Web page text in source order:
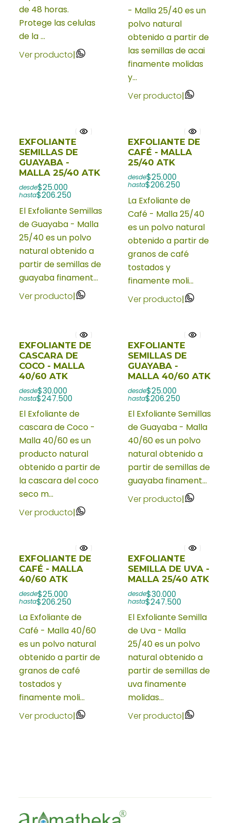
de 48 horas.
Protege las celulas
de la ...
Ver producto|
- Malla 25/40 es un
polvo natural
obtenido a partir de
las semillas de acai
finamente molidas
y...
Ver producto|
EXFOLIANTE
SEMILLAS DE
GUAYABA -
MALLA 25/40 ATK
desde$25.000
hasta$206.250
El Exfoliante Semillas
de Guayaba - Malla
25/40 es un polvo
natural obtenido a
partir de semillas de
guayaba finament...
Ver producto|
EXFOLIANTE DE
CAFÉ - MALLA
25/40 ATK
desde$25.000
hasta$206.250
La Exfoliante de
Café - Malla 25/40
es un polvo natural
obtenido a partir de
granos de café
tostados y
finamente moli...
Ver producto|
EXFOLIANTE DE
CASCARA DE
COCO - MALLA
40/60 ATK
desde$30.000
hasta$247.500
El Exfoliante de
cascara de Coco -
Malla 40/60 es un
producto natural
obtenido a partir de
la cascara del coco
seco m...
Ver producto|
EXFOLIANTE
SEMILLAS DE
GUAYABA -
MALLA 40/60 ATK
desde$25.000
hasta$206.250
El Exfoliante Semillas
de Guayaba - Malla
40/60 es un polvo
natural obtenido a
partir de semillas de
guayaba finament...
Ver producto|
EXFOLIANTE DE
CAFÉ - MALLA
40/60 ATK
desde$25.000
hasta$206.250
La Exfoliante de
Café - Malla 40/60
es un polvo natural
obtenido a partir de
granos de café
tostados y
finamente moli...
Ver producto|
EXFOLIANTE
SEMILLA DE UVA -
MALLA 25/40 ATK
desde$30.000
hasta$247.500
El Exfoliante Semilla
de Uva - Malla
25/40 es un polvo
natural obtenido a
partir de semillas de
uva finamente
molidas...
Ver producto|